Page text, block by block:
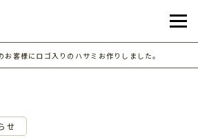
お客様にロゴ入りのハサミお作りしました。
せ